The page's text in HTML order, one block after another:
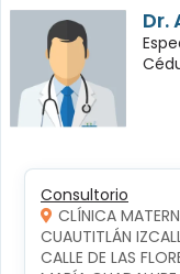
Dr.
Consultorio
CLÍNICA
CUAUTITLÁN
CALLE DE LAS